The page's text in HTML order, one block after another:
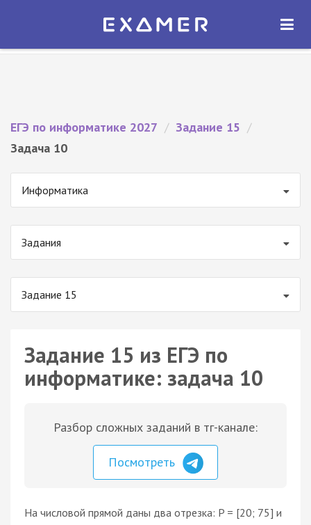
Экзамер — ЕГЭ 2027
ОТКРЫТЬ
ЕГЭ по информатике 2027 / Задание 15 /
Задача 10
Информатика
Задания
Задание 15
Задание 15 из ЕГЭ по
информатике: задача 10
Разбор сложных заданий в тг-канале:
Посмотреть
На числовой прямой даны два отрезка: P = [20; 75] и